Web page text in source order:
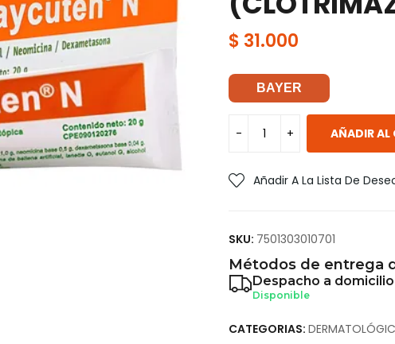
$ 31.000
BAYER
AÑADIR AL
Añadir A La Lista De
SKU: 7501303010701
Métodos de entrega
Despacho a domicilio
Disponible
CATEGORIAS: